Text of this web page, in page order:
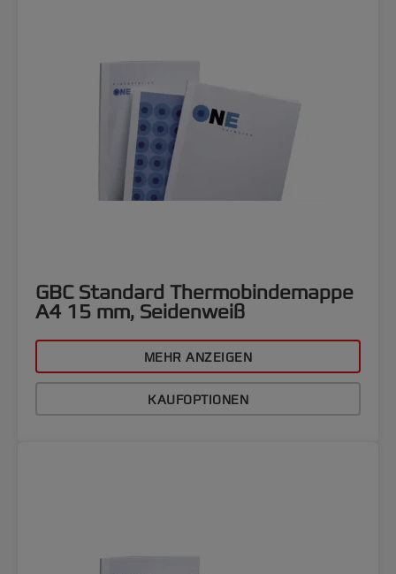
GBC Standard Thermobindemappe
A4 15 mm, Seidenweiß
MEHR ANZEIGEN
KAUFOPTIONEN